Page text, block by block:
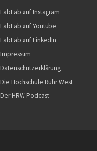
FabLab auf Instagram
FabLab auf Youtube
FabLab auf LinkedIn
Impressum
Datenschutzerklärung
Die Hochschule Ruhr West
Der HRW Podcast